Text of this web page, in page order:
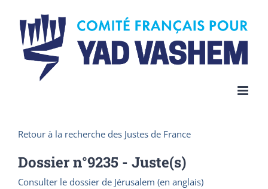
content
Retour à la recherche des Justes de France
Dossier n°9235 - Juste(s)
Consulter le dossier de Jérusalem (en anglais)